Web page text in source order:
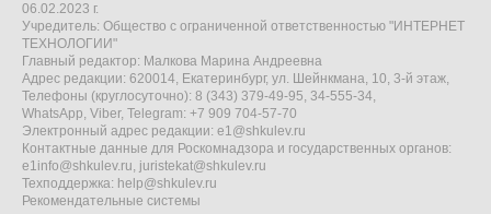
06.02.2023 г.
Учредитель: Общество с ограниченной ответственностью "ИНТЕРНЕТ
ТЕХНОЛОГИИ"
Главный редактор: Малкова Марина Андреевна
Адрес редакции: 620014, Екатеринбург, ул. Шейнкмана, 10, 3-й этаж,
Телефоны (круглосуточно): 8 (343) 379-49-95, 34-555-34,
WhatsApp, Viber, Telegram: +7 909 704-57-70
Электронный адрес редакции: e1@shkulev.ru
Контактные данные для Роскомнадзора и государственных органов:
e1info@shkulev.ru, juristekat@shkulev.ru
Техподдержка: help@shkulev.ru
Рекомендательные системы